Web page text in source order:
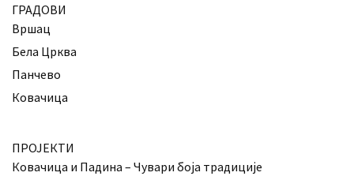
ГРАДОВИ
Вршац
Бела Црква
Панчево
Ковачица
ПРОЈЕКТИ
Ковачица и Падина – Чувари боја традиције